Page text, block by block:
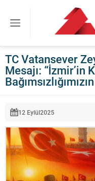
TC Vatansever
Mesajı: “İzmir’in
12 Eylül2025